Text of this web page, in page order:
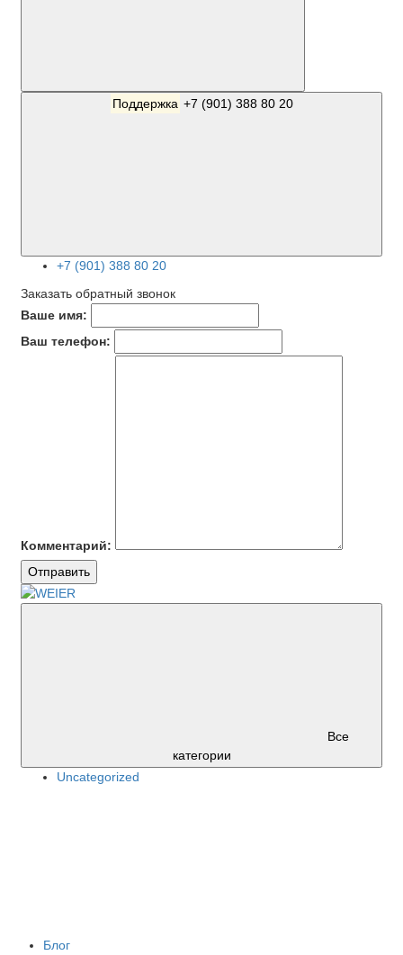
Поддержка +7 (901) 388 80 20
+7 (901) 388 80 20
Заказать обратный звонок
Ваше имя:
Ваш телефон:
Комментарий:
Отправить
Все
категории
Uncategorized
Блог